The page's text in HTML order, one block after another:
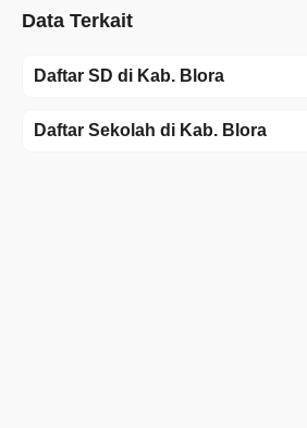
Data Terkait
Daftar SD di Kab. Blora
Daftar Sekolah di Kab. Blora